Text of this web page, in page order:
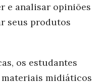
e analisar opiniões
seus produtos
os estudantes
midiáticos